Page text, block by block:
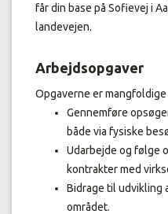
får din base på Sofievej i
landevejen.
Arbejdsopgaver
Opgaverne er
Gennemføre
både via fysiske
Udarbejde og følge
kontrakter med
Bidrage til udvikling
området.